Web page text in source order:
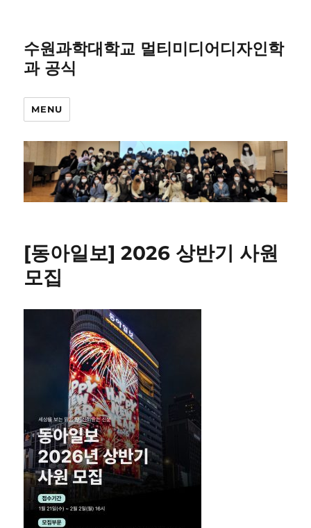
수원과학대학교 멀티미디어디자인학
과 공식
MENU
[동아일보] 2026 상반기 사원
모집